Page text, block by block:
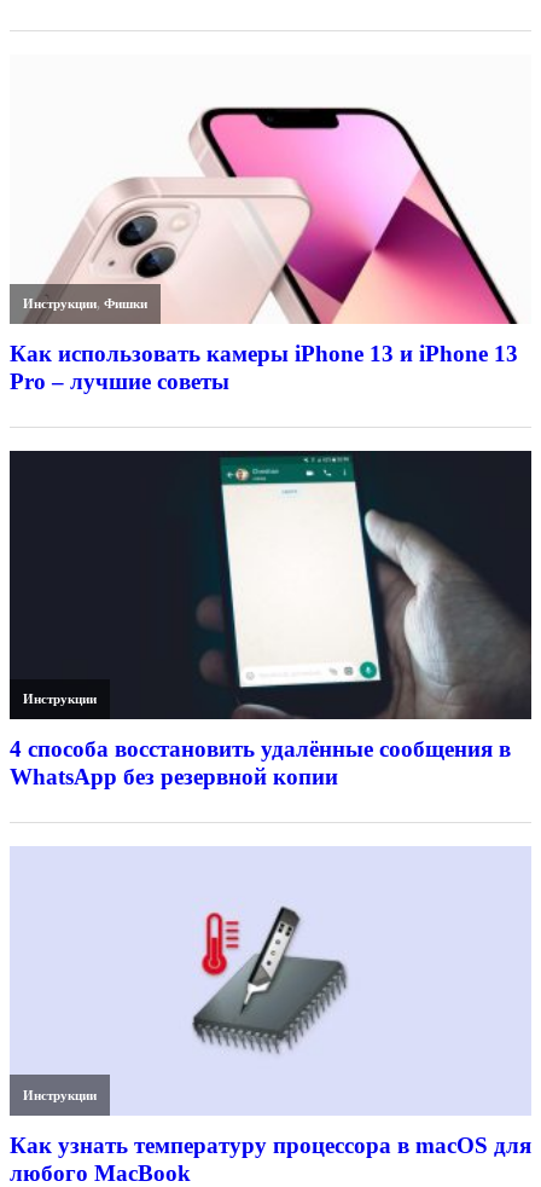
Инструкции,Фишки
Как использовать камеры iPhone 13 и iPhone 13
Pro – лучшие советы
Инструкции
4 способа восстановить удалённые сообщения в
WhatsApp без резервной копии
Инструкции
Как узнать температуру процессора в macOS для
любого MacBook